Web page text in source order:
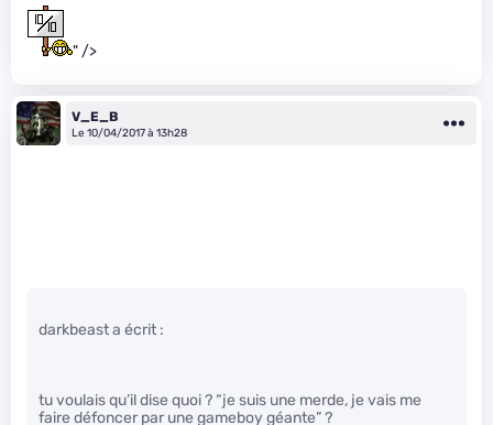
" />
V_E_B
Le 10/04/2017 à 13h28
darkbeast a écrit :
tu voulais qu’il dise quoi ? “je suis une merde, je vais me
faire défoncer par une gameboy géante” ?